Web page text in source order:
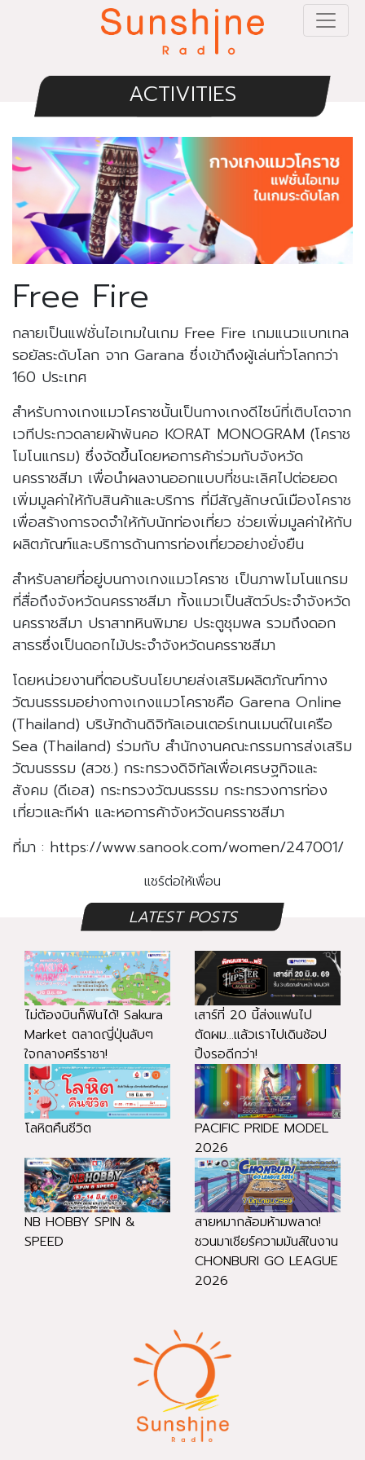
ACTIVITIES
Free Fire
กลายเป็นแฟชั่นไอเทมในเกม Free Fire เกมแนวแบทเทล
รอยัลระดับโลก จาก Garana ซึ่งเข้าถึงผู้เล่นทั่วโลกกว่า
160 ประเทศ
สำหรับกางเกงแมวโคราชนั้นเป็นกางเกงดีไซน์ที่เติบโตจาก
เวทีประกวดลายผ้าพันคอ KORAT MONOGRAM (โคราช
โมโนแกรม) ซึ่งจัดขึ้นโดยหอการค้าร่วมกับจังหวัด
นครราชสีมา เพื่อนำผลงานออกแบบที่ชนะเลิศไปต่อยอด
เพิ่มมูลค่าให้กับสินค้าและบริการ ที่มีสัญลักษณ์เมืองโคราช
เพื่อสร้างการจดจำให้กับนักท่องเที่ยว ช่วยเพิ่มมูลค่าให้กับ
ผลิตภัณฑ์และบริการด้านการท่องเที่ยวอย่างยั่งยืน
สำหรับลายที่อยู่บนกางเกงแมวโคราช เป็นภาพโมโนแกรม
ที่สื่อถึงจังหวัดนครราชสีมา ทั้งแมวเป็นสัตว์ประจำจังหวัด
นครราชสีมา ปราสาทหินพิมาย ประตูชุมพล รวมถึงดอก
สาธรซึ่งเป็นดอกไม้ประจำจังหวัดนครราชสีมา
โดยหน่วยงานที่ตอบรับนโยบายส่งเสริมผลิตภัณฑ์ทาง
วัฒนธรรมอย่างกางเกงแมวโคราชคือ Garena Online
(Thailand) บริษัทด้านดิจิทัลเอนเตอร์เทนเมนต์ในเครือ
Sea (Thailand) ร่วมกับ สำนักงานคณะกรรมการส่งเสริม
วัฒนธรรม (สวช.) กระทรวงดิจิทัลเพื่อเศรษฐกิจและ
สังคม (ดีเอส) กระทรวงวัฒนธรรม กระทรวงการท่อง
เที่ยวและกีฬา และหอการค้าจังหวัดนครราชสีมา
ที่มา : https://www.sanook.com/women/247001/
แชร์ต่อให้เพื่อน
LATEST POSTS
ไม่ต้องบินก็ฟินได้! Sakura
Market ตลาดญี่ปุ่นลับๆ
ใจกลางศรีราชา!
เสาร์ที่ 20 นี้ส่งแฟนไป
ตัดผม...แล้วเราไปเดินช้อป
ปิ้งรอดีกว่า!
โลหิตคืนชีวิต
PACIFIC PRIDE MODEL
2026
NB HOBBY SPIN &
SPEED
สายหมากล้อมห้ามพลาด!
ชวนมาเชียร์ความมันส์ในงาน
CHONBURI GO LEAGUE
2026